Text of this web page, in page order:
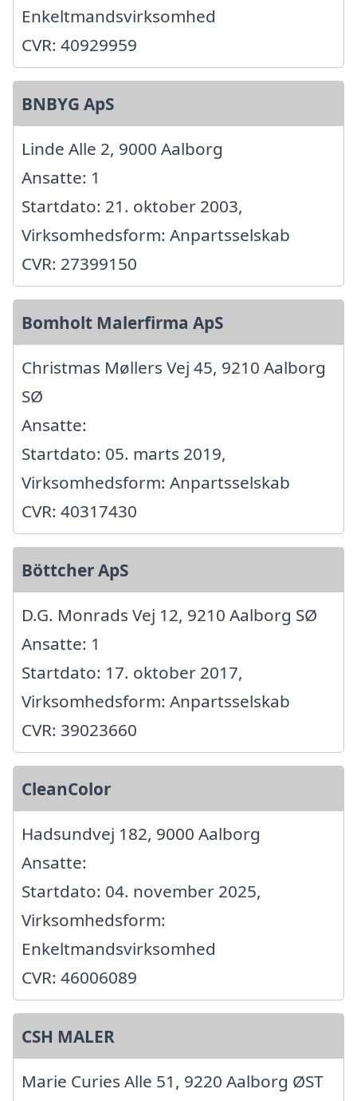
Enkeltmandsvirksomhed
CVR: 40929959
BNBYG ApS
Linde Alle 2, 9000 Aalborg
Ansatte: 1
Startdato: 21. oktober 2003,
Virksomhedsform: Anpartsselskab
CVR: 27399150
Bomholt Malerfirma ApS
Christmas Møllers Vej 45, 9210 Aalborg
SØ
Ansatte:
Startdato: 05. marts 2019,
Virksomhedsform: Anpartsselskab
CVR: 40317430
Böttcher ApS
D.G. Monrads Vej 12, 9210 Aalborg SØ
Ansatte: 1
Startdato: 17. oktober 2017,
Virksomhedsform: Anpartsselskab
CVR: 39023660
CleanColor
Hadsundvej 182, 9000 Aalborg
Ansatte:
Startdato: 04. november 2025,
Virksomhedsform:
Enkeltmandsvirksomhed
CVR: 46006089
CSH MALER
Marie Curies Alle 51, 9220 Aalborg ØST